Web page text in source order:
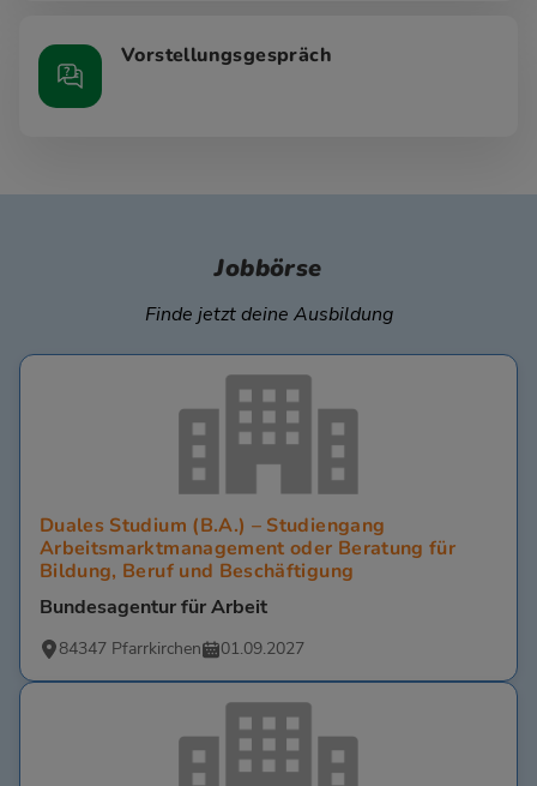
Vorstellungsgespräch
Jobbörse
Finde jetzt deine Ausbildung
Duales Studium (B.A.) – Studiengang
Arbeitsmarktmanagement oder Beratung für
Bildung, Beruf und Beschäftigung
Bundesagentur für Arbeit
84347 Pfarrkirchen 01.09.2027